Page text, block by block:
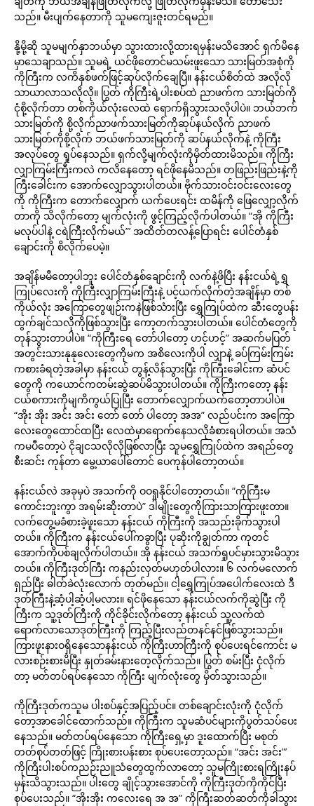
သည်။ မီးပျက်နေတာကို သူမကျေးဇူးတင်ရမည်။
နို့မို့ဆို သူမမျက်နှာဘယ်မှာ သွားထားလို့ထားရမှန်းမသိအောင် ရှက်မိနေ
မှာသေချာသည်။ သူမရဲ့ ယင်ဖိုတောင်မသမ်းဖူးသော သားမြတ်အစုံကို
ကိုကြီးက လကိနှစ်ဖက်ဖြင့်ဆုပ်လိုက်ချေပြီ။ နန်းငယ်စိတ်ထဲ အလိုလို
သာယာလာသလိုလို။ ပြွတ် ကိုကြီးရဲ့ပါးစပ်ထဲ ညာဖက်က သားမြတ်ကို
ငုံစို့လိုက်တာ တစ်ကိုယ်လုံးလေထဲ ရောက်ရှိသွားသလိုပါပဲ။ ဘယ်ဘက်
သားမြတ်ကို စို့လိုက်ညာဖက်သားမြတ်ကိုဆုပ်နယ်လိုက် ညာဖက်
သားမြတ်ကိုစို့လိုက် ဘယ်ဖက်သားမြတ်ကို ဆပ်နယ်လိုက်နဲ့ ကိုကြီး
အလုပ်တွေ ရှုပ်နေသည်။ ရှက်လို့မျက်လုံးကိုမှိတ်ထားမိသည်။ ကိုကြီး
လျှာကြမ်းကြီးကလဲ ကလိနေတော့ ရင်ဖိုနေမိသည်။ တဖြည်းဖြည်းနဲ့ကို
ကြီးခေါင်းက အောက်လျှောသွားပါတယ်။ ဗိုက်သားဝင်းဝင်းလေးတွေ
ကို ကိုကြီးက တောက်လျှောက် ယက်ပေးရင်း ထမိန်ကို ဖြေလျှော့လိုက်
တာကို သိလိုက်တော့ မျက်လုံးကို ဖွင့်ကြည့်လိုက်ပါတယ်။ “အို ကိုကြီး
မလုပ်ပါနဲ့ ငရဲကြီးလိုက်မယ်”’ အထိတ်တလန့်ပြောရင်း ပေါင်တံနှစ်
ချောင်းကို စိလိုက်ပေမဲ့။
အချိန်မမီတော့ပါဘူး ပေါင်တံနှစ်ချောင်းကို လက်နဲ့ဖိပြီး နန်းငယ်ရဲ့ရွှ
ကြုပ်လေးကို ကိုကြီးလျှာကြမ်းကြီးနဲ့ ပင့်ယက်လိုက်တဲ့အချိန်မှာ တစ်
ကိုယ်လုံး အကြောတွေဖျဉ်းကနဲဖြစ်သံားပြီး ရွှေကြုပ်ထဲက ဆီးတွေပန်း
ထွက်ချင်သလိုကိုဖြစ်သွားပြီး ကော့တက်သွားပါတယ်။ ပေါင်တံတွေကို
တုန်သွားတာပါပဲ။ “ကိုကြီးရေ တော်ပါတော့ ဟင့်ဟင့်” အဆက်မပြတ်
အတွင်းသားနုနုလေးတွေကိုမက အစိလေးကိုပါ လျှာနဲ့ ခပ်ကြမ်းကြမ်း
ကစားခံရတဲ့အခါမှာ နန်းငယ် တွန့်လိန်သွားပြီး ကိုကြီးခေါင်းက ဆံပင်
တွေကို ကယောင်ကတမ်းဆွဲဆပ်မိသွားပါတယ်။ ကိုကြီးကတော့ နန်း
ငယ်စကားကိုမျကိကွယ်ပြုပြီး တောက်လျှောက်ယက်တော့တာပါပဲ။
“အိုး အိုး အင်း အင်း တော် တော် ပါတော့ အအ” လည်ပင်းက အကြော
လေးတွေထောင်ထပြီး လေထဲမှာရောက်နေသလိုခံစားရပါတယ်။ အသံ
ကမပီတော့ပဲ ငိုချငသလိုလိုဖြစ်လာပြီး သူမရွှေကြုပ်ထဲက အရည်တွေ
စီးဆင်း ကုန်တာ မွေ့ယာပေါ်တောင် ပေကုန်ပါတော့တယ်။
နန်းငယ်လဲ အခုမှပဲ အသက်ကို ဝဝရှုနိုင်ပါတော့တယ်။ “ကိုကြီးမ
ကောင်းဘူးကွာ အရမ်းဆိုးတာပဲ” ဒါမျိုးတွေကိုကြားသာကြားဖူးတာ။
လက်တွေ့မခံစားခဲ့ဖူးသော နန်းငယ် ကိုကြီးကို အသည်းခိုက်သွားပါ
တယ်။ ကိုကြီးက နန်းငယ်ပေါ်ကခွာပြီး ပုဆိုးကိုချွတ်ကာ ကုတင်
အောက်ကိုပစ်ချလိုက်ပါတယ်။ အို နန်းငယ် အသက်ရှုပင်မှားသွားမိသွား
တယ်။ ကိုကြီးဒုတ်ကြီး ကနည်းလှတ်မဟုတ်ပါလား။ ၆ လက်မလောက်
ရှည်ပြီး ဓါတ်ခဲလုံးလောက် တုတ်မည်။ ငါ့ရွှေကြုပ်အပေါက်လေးထဲ ဒီ
ဒုတ်ကြီးနဲ့ဆံ့ပါ့ဆံ့ပါ့မလား။ ရင်ဖိုနေသော နန်းငယ်လက်ကိုဆွဲပြီး ကို
ကြီးက သူ့ဒုတ်ကြီးကို ကိုင်ခိုင်းလိုက်တော့ နန်းငယ် သူ့လက်ထဲ
ရောက်လာသောဒုတ်ကြီးကို ကြည့်ပြီးလည်တနင်နင်ဖြစ်သွားသည်။
ကြားဖူးနားဝရှိနေသောနန်းငယ် ကိုကြီးဟာကြီးကို စုပ်ပေးရင်ကောင်း မ
လားစဉ်းစားမိပြီး နှုတ်ခမ်းနားတေ့လိုက်သည်။ ပြွတ် စမ်းပြီး ငုံလိုက်
တာ့ မတ်တပ်ရပ်နေသော ကိုကြီး မျက်လုံးတွေ မှိတ်သွားသည်။
ကိုကြီးဒုတ်ကသူမ ပါးစပ်နှင့်အပြည့်ပင်။ တစ်ချောင်းလုံးကို ငုံလိုက်
တော့အာခေါင်ထောက်သည်။ ကိုကြီးက သူမဆံပင်များကိုပွတ်သပ်ပေး
နေသည်။ မတ်တပ်ရပ်နေသော ကိုကြီးရှေ့မှာ ဒူးထောက်ပြီး မစုတ်
တတ်စုပ်တတ်ဖြင့် ကြိုးစားပန်းစား စုပ်ပေးတော့သည်။ “အင်း အင်း”’
ကိုကြီးပါးစပ်ကညဉ်းညူသံတွေထွက်လာတော့ သူမကြိုးစားရကြိုးနပ်
မှန်းသိသွားသည်။ ပါးတွေ ချိုင့်သွားအောင်ကို ကိုကြီးဒုတ်ကိုကိုင်ပြီး
စုပ်ပေးသည်။ “အိုးအိုး ကလေးရေ အ အ” ကိုကြီးဆတ်ဆတ်ကိုခါသွား